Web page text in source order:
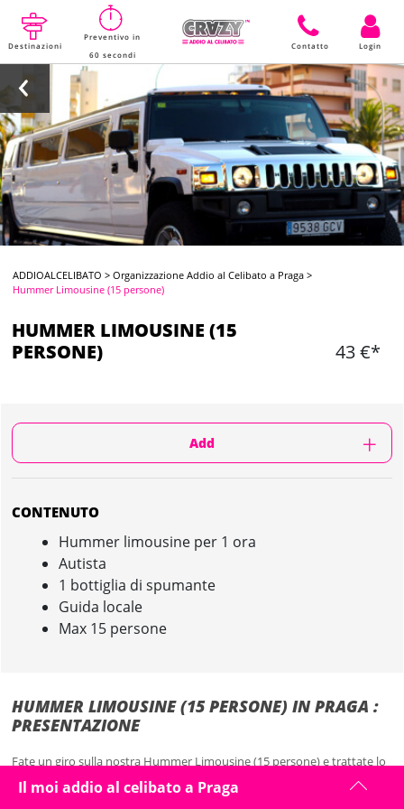
Destinazioni
Preventivo in
60 secondi
Contatto Login
ADDIOALCELIBATO >Organizzazione Addio al Celibato a Praga >
Hummer Limousine (15 persone)
HUMMER LIMOUSINE (15
PERSONE)
43 €*
Add
CONTENUTO
Hummer limousine per 1 ora
Autista
1 bottiglia di spumante
Guida locale
Max 15 persone
HUMMER LIMOUSINE (15 PERSONE) IN PRAGA :
PRESENTAZIONE
Fate un giro sulla nostra Hummer Limousine (15 persone) e trattate lo
sposo da vero re!
Il moi addio al celibato a Praga